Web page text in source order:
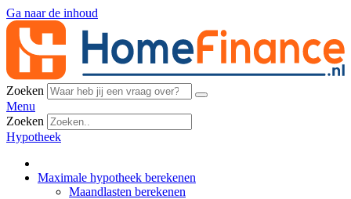
Ga naar de inhoud
Zoeken
Menu
Zoeken
Hypotheek
Maximale hypotheek berekenen
Maandlasten berekenen